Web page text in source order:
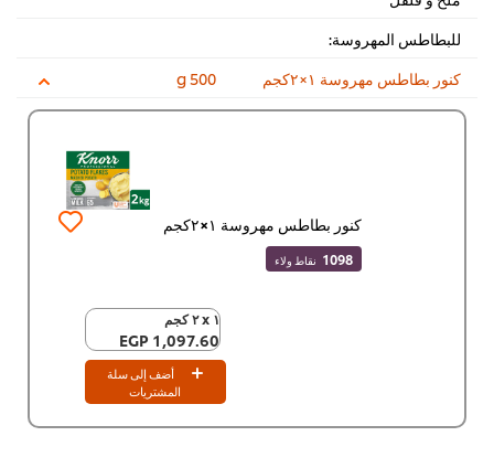
للبطاطس المهروسة:
كنور بطاطس مهروسة ١×٢كجم
500 g
كنور بطاطس مهروسة ١×٢كجم
1098 نقاط ولاء
1,097.60 EGP
1,097.60 EGP
أضف إلى سلة
المشتريات